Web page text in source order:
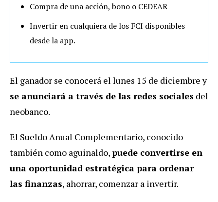
Compra de una acción, bono o CEDEAR
Invertir en cualquiera de los FCI disponibles
desde la app.
El ganador se conocerá el lunes 15 de diciembre y
se anunciará a través de las redes sociales del
neobanco.
El Sueldo Anual Complementario, conocido
también como aguinaldo,puede convertirse en
una oportunidad estratégica para ordenar
las finanzas, ahorrar, comenzar a invertir.